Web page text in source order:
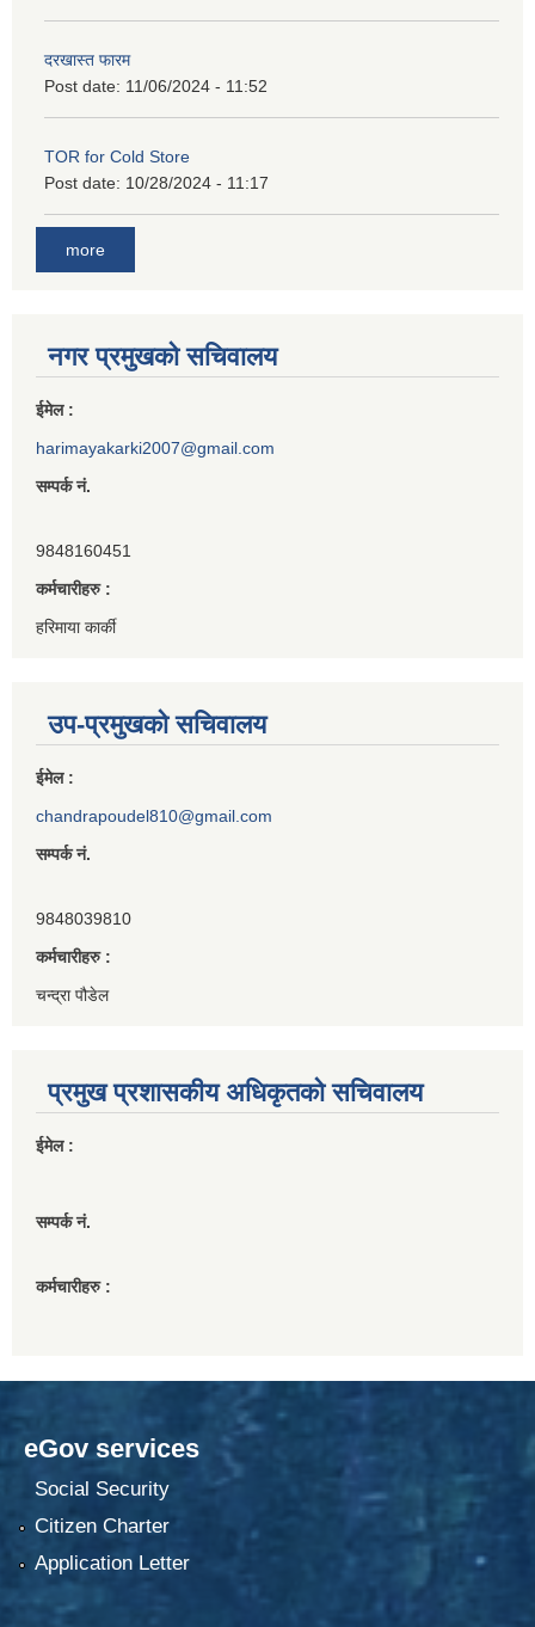
दरखास्त फारम
Post date: 11/06/2024 - 11:52
TOR for Cold Store
Post date: 10/28/2024 - 11:17
more
नगर प्रमुखको सचिवालय
ईमेल :
harimayakarki2007@gmail.com
सम्पर्क नं.
9848160451
कर्मचारीहरु :
हरिमाया कार्की
उप-प्रमुखको सचिवालय
ईमेल :
chandrapoudel810@gmail.com
सम्पर्क नं.
9848039810
कर्मचारीहरु :
चन्द्रा पौडेल
प्रमुख प्रशासकीय अधिकृतको सचिवालय
ईमेल :
सम्पर्क नं.
कर्मचारीहरु :
eGov services
Social Security
Citizen Charter
Application Letter